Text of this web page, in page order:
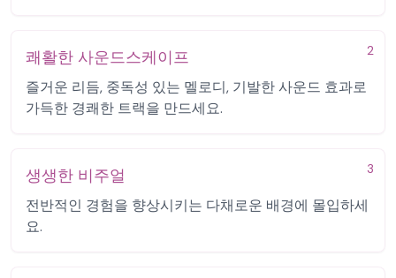
2
쾌활한 사운드스케이프
즐거운 리듬, 중독성 있는 멜로디, 기발한 사운드 효과로
가득한 경쾌한 트랙을 만드세요.
3
생생한 비주얼
전반적인 경험을 향상시키는 다채로운 배경에 몰입하세
요.